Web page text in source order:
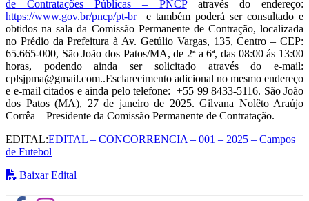
de Contratações Públicas – PNCPatravés do endereço:
https://www.gov.br/pncp/pt-bre também poderá ser consultado e
obtidos na sala da Comissão Permanente de Contração, localizada
no Prédio da Prefeitura à Av. Getúlio Vargas, 135, Centro – CEP:
65.665-000, São João dos Patos/MA, de 2ª a 6ª, das 08:00 ás 13:00
horas, podendo ainda ser solicitado através do e-mail:
cplsjpma@gmail.com..Esclarecimento adicional no mesmo endereço
e e-mail citados e ainda pelo telefone: +55 99 8433-5116. São João
dos Patos (MA), 27 de janeiro de 2025. Gilvana Nolêto Araújo
Corrêa – Presidente da Comissão Permanente de Contratação.
EDITAL:EDITAL – CONCORRENCIA – 001 – 2025 – Campos
de Futebol
Baixar Edital